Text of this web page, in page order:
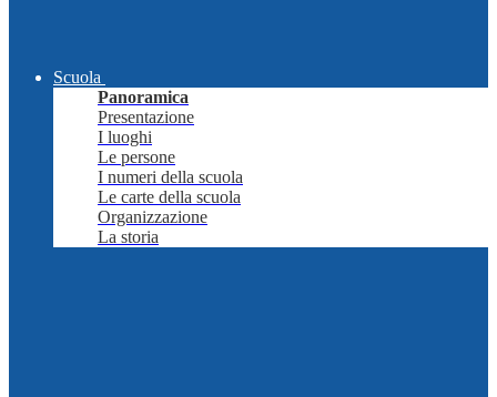
Scuola
Panoramica
Presentazione
I luoghi
Le persone
I numeri della scuola
Le carte della scuola
Organizzazione
La storia